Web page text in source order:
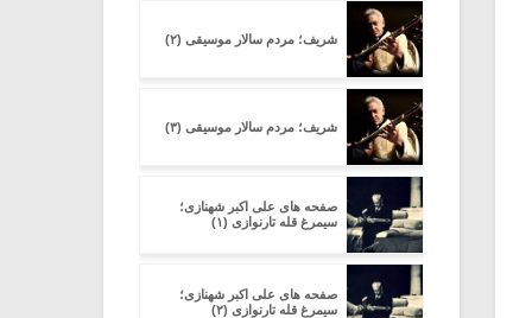
شریف؛ مردم سالار موسیقی (۲)
شریف؛ مردم سالار موسیقی (۳)
صفحه های علی اکبر شهنازی؛
سیمرغ قله تارنوازی (۱)
صفحه های علی اکبر شهنازی؛
سیمرغ قله تارنوازی (۲)